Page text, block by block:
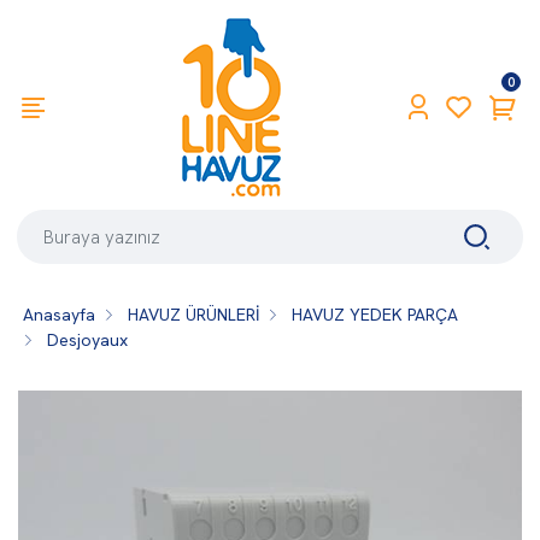
0
Anasayfa HAVUZ ÜRÜNLERİ
HAVUZ YEDEK PARÇA
Desjoyaux